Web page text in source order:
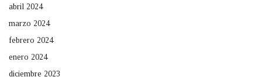
abril 2024
marzo 2024
febrero 2024
enero 2024
diciembre 2023